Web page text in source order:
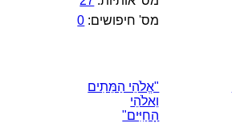
מס' חיפושים: 0
"אֱלֹהֵי הַמֵּתִים
וֵאלֹהֵי
הָחַיִּים"